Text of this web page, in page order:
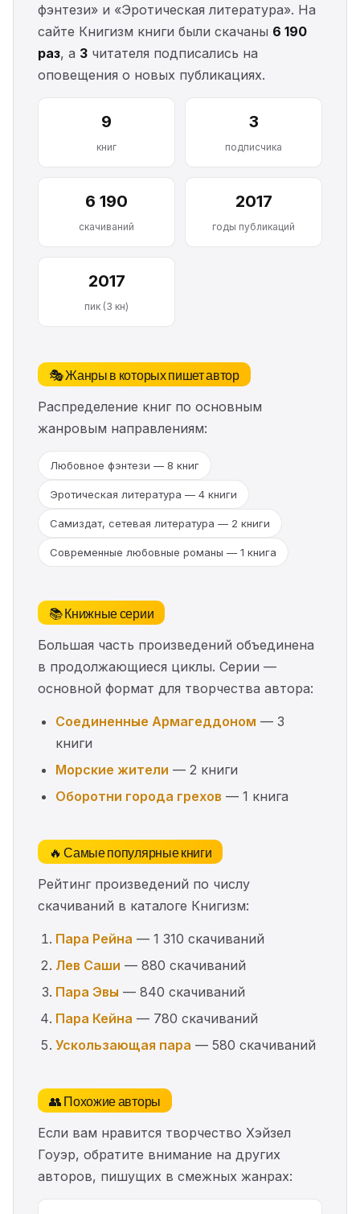
фэнтези» и «Эротическая литература». На
сайте Книгизм книги были скачаны 6 190
раз, а 3 читателя подписались на
оповещения о новых публикациях.
9
книг
3
подписчика
6 190
скачиваний
2017
годы публикаций
2017
пик (3 кн)
🎭 Жанры в которых пишет автор
Распределение книг по основным
жанровым направлениям:
Любовное фэнтези — 8 книг
Эротическая литература — 4 книги
Самиздат, сетевая литература — 2 книги
Современные любовные романы — 1 книга
📚 Книжные серии
Большая часть произведений объединена
в продолжающиеся циклы. Серии —
основной формат для творчества автора:
Соединенные Армагеддоном — 3
книги
Морские жители — 2 книги
Оборотни города грехов — 1 книга
🔥 Самые популярные книги
Рейтинг произведений по числу
скачиваний в каталоге Книгизм:
Пара Рейна — 1 310 скачиваний
Лев Саши — 880 скачиваний
Пара Эвы — 840 скачиваний
Пара Кейна — 780 скачиваний
Ускользающая пара — 580 скачиваний
👥 Похожие авторы
Если вам нравится творчество Хэйзел
Гоуэр, обратите внимание на других
авторов, пишущих в смежных жанрах: